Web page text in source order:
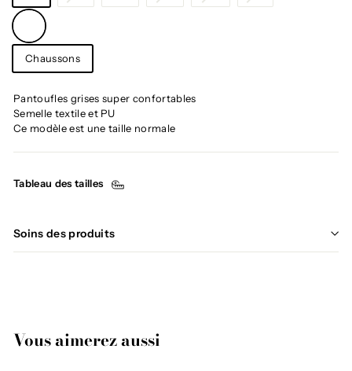
Couleur
—
Gris
Catégorie
Chaussons
Pantoufles grises super confortables
Semelle textile et PU
Ce modèle est une taille normale
Tableau des tailles
Soins des produits
Vous aimerez aussi